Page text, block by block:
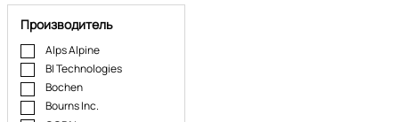
Производитель
Alps Alpine
BI Technologies
Bochen
Bourns Inc.